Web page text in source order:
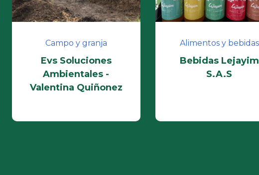
Campo y granja
Evs Soluciones
Ambientales -
Valentina Quiñonez
Alimentos y bebidas
Bebidas Lejayim
S.A.S